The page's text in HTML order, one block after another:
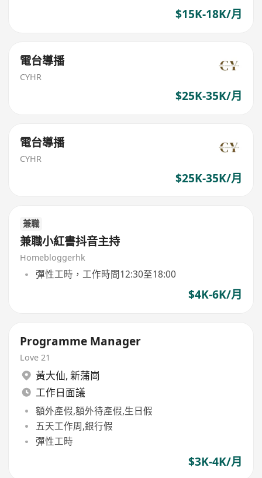
$15K-18K/月
電台導播
CYHR
$25K-35K/月
電台導播
CYHR
$25K-35K/月
兼職
兼職小紅書抖音主持
Homebloggerhk
彈性工時，工作時間12:30至18:00
$4K-6K/月
Programme Manager
Love 21
黃大仙, 新蒲崗
工作日面議
額外產假,額外待產假,生日假
五天工作周,銀行假
彈性工時
$3K-4K/月